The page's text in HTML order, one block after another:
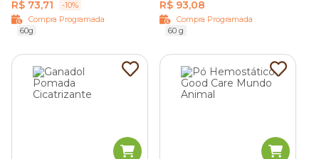
só encontra no pet shop online da Cobasi. Conheça nossas
coleções demedicamentos eitens de higiene
compra programada, você pode agendar a entrega de
seus pedidos de acordo com a necessidade do pet.
R$ 73,71
-10%
Compra Programada
60g
R$ 93,08
Compra Programada
60 g